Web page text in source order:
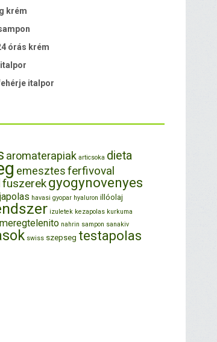
krém
órás krém
italpor
aromaterapiak articsoka dieta
emesztesferfivoval
fuszerekgyogynovenyes
havasi gyopar hyaluron illóolaj
izuletek kezapolas kurkuma
meregtelenito nahrin sampon sanakiv
swiss szepseg testapolas